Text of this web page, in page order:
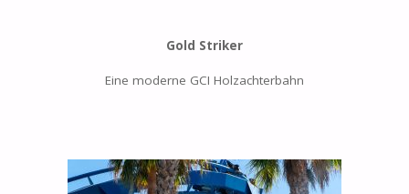
Gold Striker
Eine moderne GCI Holzachterbahn